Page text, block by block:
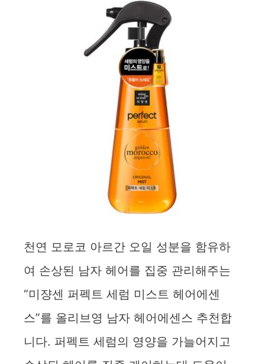
천연 모로코 아르간 오일 성분을 함유하
여 손상된 남자 헤어를 집중 관리해주는
“미쟝센 퍼펙트 세럼 미스트 헤어에센
스”를 올리브영 남자 헤어에센스 추천합
니다. 퍼펙트 세럼의 영양을 가늘어지고